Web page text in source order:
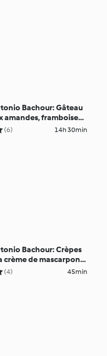
Bachour: Gâteau
amandes, framboises
blanc
(6) 14h 30min
Bachour: Crèpes
crème de mascarpone
fruits (métrique)
(4) 45min